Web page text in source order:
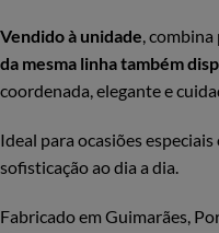
Vendido à unidade,
da mesma linha também
coordenada, elegante e
Ideal para ocasiões
sofisticação ao dia a dia.
Fabricado em Guimarães,